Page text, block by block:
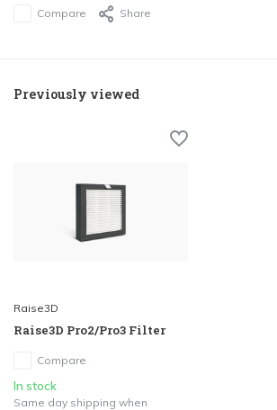
Compare Share
Previously viewed
Raise3D
Raise3D Pro2/Pro3 Filter
Compare
In stock
Same day shipping when